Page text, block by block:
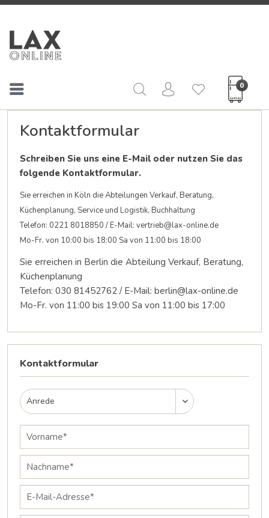
0
Kontaktformular
Schreiben Sie uns eine E-Mail oder nutzen Sie das
folgende Kontaktformular.
Sie erreichen in Köln die Abteilungen Verkauf, Beratung,
Küchenplanung, Service und Logistik, Buchhaltung
Telefon: 0221 8018850 / E-Mail: vertrieb@lax-online.de
Mo-Fr. von 10:00 bis 18:00 Sa von 11:00 bis 18:00
Sie erreichen in Berlin die Abteilung Verkauf, Beratung,
Küchenplanung
Telefon: 030 81452762 / E-Mail: berlin@lax-online.de
Mo-Fr. von 11:00 bis 19:00 Sa von 11:00 bis 17:00
Kontaktformular